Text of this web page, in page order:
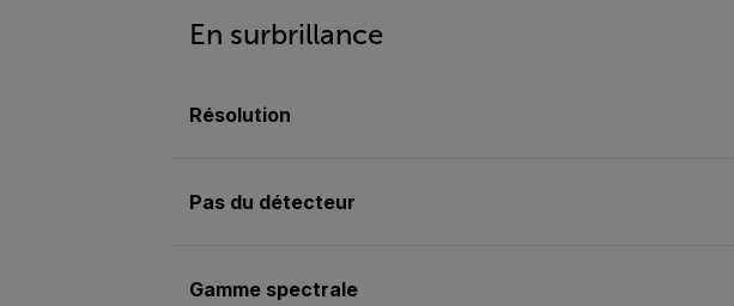
En surbrillance
Résolution
Pas du détecteur
Gamme spectrale